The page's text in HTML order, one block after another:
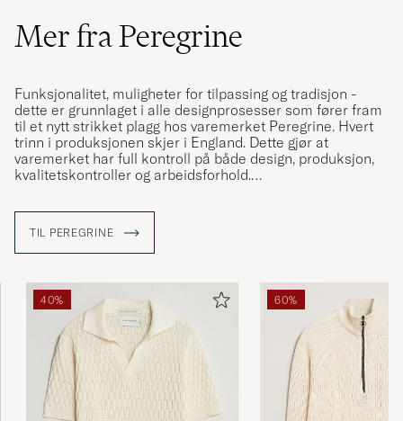
Mer fra Peregrine
Funksjonalitet, muligheter for tilpassing og tradisjon -
dette er grunnlaget i alle designprosesser som fører fram
til et nytt strikket plagg hos varemerket Peregrine. Hvert
trinn i produksjonen skjer i England. Dette gjør at
varemerket har full kontroll på både design, produksjon,
kvalitetskontroller og arbeidsforhold.
Varemerket ble grunnlagt i 1796 av Thomas Glover som
utenfor Leicester, England, sent på 1700-tallet. Hans
harde arbeid resulterte etter hvert i familiebedriften som
varemerkenavnet, Peregrine Clothing.
TIL PEREGRINE
40% 60%